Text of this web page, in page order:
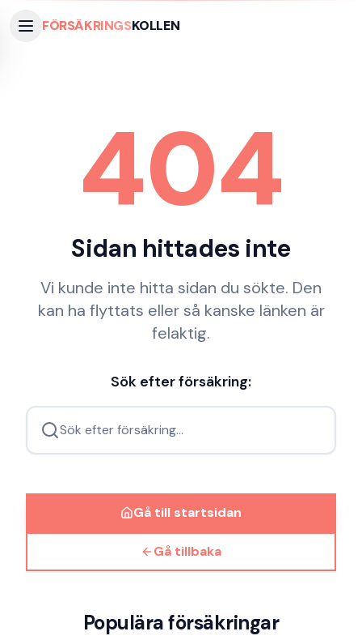
FÖRSÄKRINGSKOLLEN
404
Sidan hittades inte
Vi kunde inte hitta sidan du sökte. Den
kan ha flyttats eller så kanske länken är
felaktig.
Sök efter försäkring:
Sök efter försäkring...
Gå till startsidan
Gå tillbaka
Populära försäkringar